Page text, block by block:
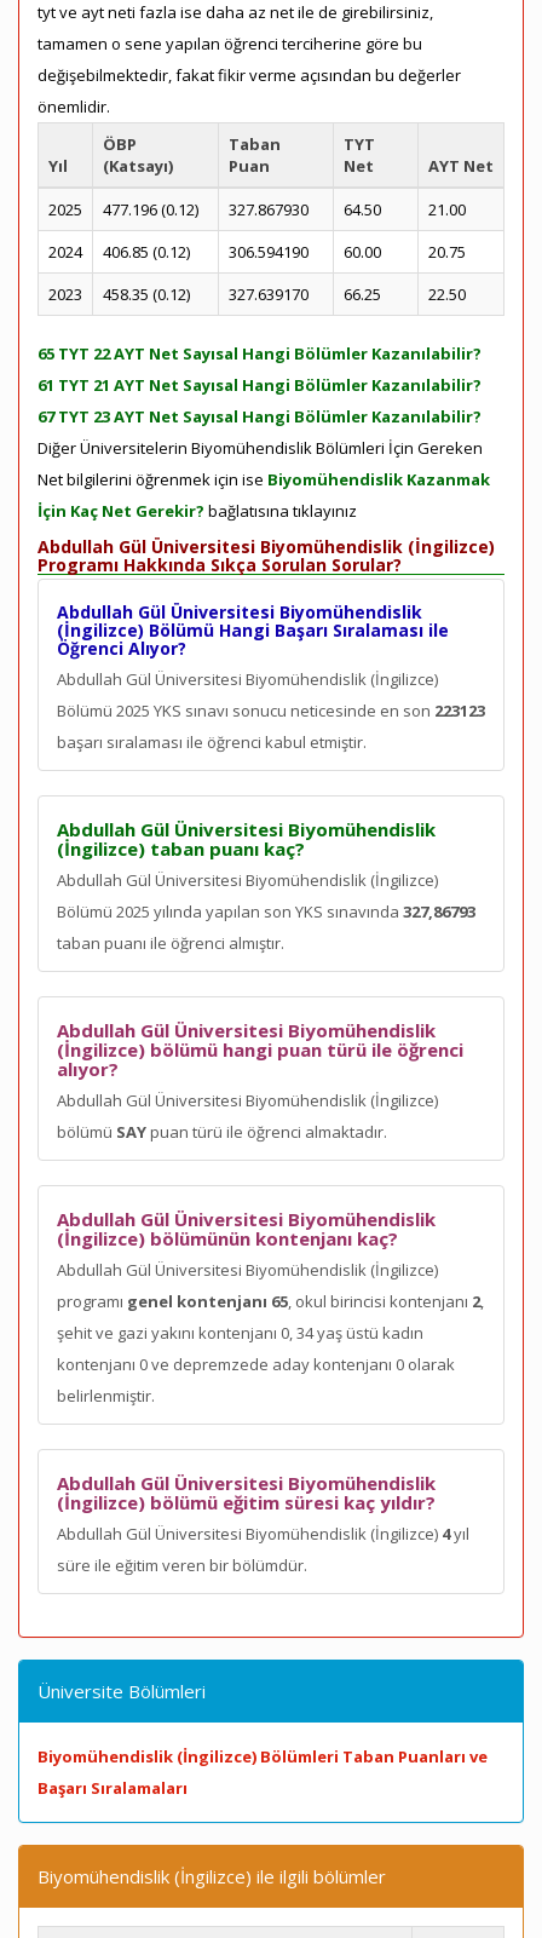
tyt ve ayt neti fazla ise daha az net ile de girebilirsiniz,
tamamen o sene yapılan öğrenci terciherine göre bu
değişebilmektedir, fakat fikir verme açısından bu değerler
önemlidir.
Yıl
ÖBP
(Katsayı)
Taban
Puan
TYT
Net
AYT Net
2025
477.196 (0.12) 327.867930 64.50
21.00
2024
406.85 (0.12) 306.594190 60.00
20.75
2023
458.35 (0.12) 327.639170 66.25 22.50
65 TYT 22 AYT Net Sayısal Hangi Bölümler Kazanılabilir?
61 TYT 21 AYT Net Sayısal Hangi Bölümler Kazanılabilir?
67 TYT 23 AYT Net Sayısal Hangi Bölümler Kazanılabilir?
Diğer Üniversitelerin Biyomühendislik Bölümleri İçin Gereken
Net bilgilerini öğrenmek için ise Biyomühendislik Kazanmak
İçin Kaç Net Gerekir? bağlatısına tıklayınız
Abdullah Gül Üniversitesi Biyomühendislik (İngilizce)
Programı Hakkında Sıkça Sorulan Sorular?
Abdullah Gül Üniversitesi Biyomühendislik
(İngilizce) Bölümü Hangi Başarı Sıralaması ile
Öğrenci Alıyor?
Abdullah Gül Üniversitesi Biyomühendislik (İngilizce)
Bölümü 2025 YKS sınavı sonucu neticesinde en son 223123
başarı sıralaması ile öğrenci kabul etmiştir.
Abdullah Gül Üniversitesi Biyomühendislik
(İngilizce) taban puanı kaç?
Abdullah Gül Üniversitesi Biyomühendislik (İngilizce)
Bölümü 2025 yılında yapılan son YKS sınavında 327,86793
taban puanı ile öğrenci almıştır.
Abdullah Gül Üniversitesi Biyomühendislik
(İngilizce) bölümü hangi puan türü ile öğrenci
alıyor?
Abdullah Gül Üniversitesi Biyomühendislik (İngilizce)
bölümü SAYpuan türü ile öğrenci almaktadır.
Abdullah Gül Üniversitesi Biyomühendislik
(İngilizce) bölümünün kontenjanı kaç?
Abdullah Gül Üniversitesi Biyomühendislik (İngilizce)
programı genel kontenjanı 65, okul birincisi kontenjanı 2,
şehit ve gazi yakını kontenjanı 0, 34 yaş üstü kadın
kontenjanı 0 ve depremzede aday kontenjanı 0 olarak
belirlenmiştir.
Abdullah Gül Üniversitesi Biyomühendislik
(İngilizce) bölümü eğitim süresi kaç yıldır?
Abdullah Gül Üniversitesi Biyomühendislik (İngilizce) 4yıl
süre ile eğitim veren bir bölümdür.
Üniversite Bölümleri
Biyomühendislik (İngilizce) Bölümleri Taban Puanları ve
Başarı Sıralamaları
Biyomühendislik (İngilizce) ile ilgili bölümler